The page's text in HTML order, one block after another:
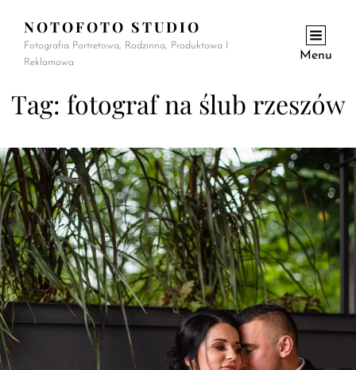
NOTOFOTO STUDIO
Fotografia Portretowa, Rodzinna, Produktowa I
Reklamowa
Menu
Tag: fotograf na ślub rzeszów